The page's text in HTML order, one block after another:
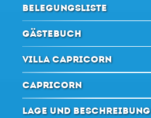
BELEGUNGSLISTE
GÄSTEBUCH
VILLA CAPRICORN
CAPRICORN
LAGE UND BESCHREIBUNG